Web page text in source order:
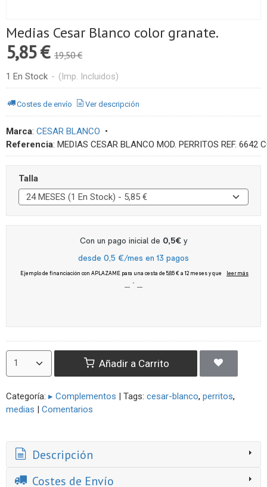
Medias Cesar Blanco color granate.
5,85 € 19,50 €
1 En Stock - (Imp. Incluidos)
Costes de envío Ver descripción
Marca: CESAR BLANCO •
Referencia: MEDIAS CESAR BLANCO MOD. PERRITOS REF. 6642
Talla
Añadir a Carrito
Categoría: ▸ Complementos | Tags: cesar-blanco perritos
medias | Comentarios
Descripción
Costes de Envío